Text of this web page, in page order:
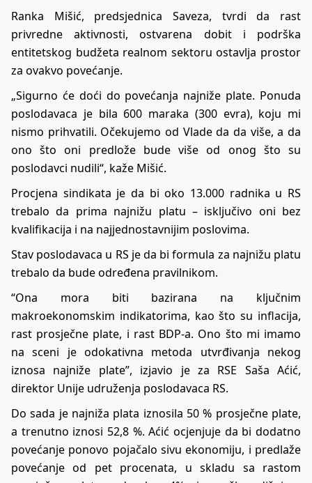
Ranka Mišić, predsjednica Saveza, tvrdi da rast
privredne aktivnosti, ostvarena dobit i podrška
entitetskog budžeta realnom sektoru ostavlja prostor
za ovakvo povećanje.
„Sigurno će doći do povećanja najniže plate. Ponuda
poslodavaca je bila 600 maraka (300 evra), koju mi
nismo prihvatili. Očekujemo od Vlade da da više, a da
ono što oni predlože bude više od onog što su
poslodavci nudili“, kaže Mišić.
Procjena sindikata je da bi oko 13.000 radnika u RS
trebalo da prima najnižu platu – isključivo oni bez
kvalifikacija i na najjednostavnijim poslovima.
Stav poslodavaca u RS je da bi formula za najnižu platu
trebalo da bude određena pravilnikom.
“Ona mora biti bazirana na ključnim
makroekonomskim indikatorima, kao što su inflacija,
rast prosječne plate, i rast BDP-a. Ono što mi imamo
na sceni je odokativna metoda utvrđivanja nekog
iznosa najniže plate”, izjavio je za RSE Saša Aćić,
direktor Unije udruženja poslodavaca RS.
Do sada je najniža plata iznosila 50 % prosječne plate,
a trenutno iznosi 52,8 %. Aćić ocjenjuje da bi dodatno
povećanje ponovo pojačalo sivu ekonomiju, i predlaže
povećanje od pet procenata, u skladu sa rastom